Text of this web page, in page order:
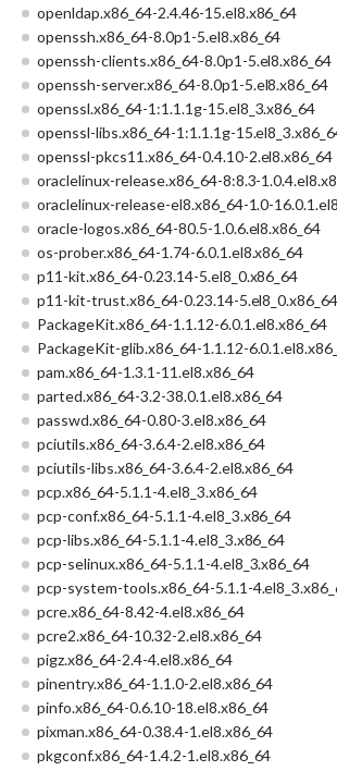
openldap.x86_64-2.4.46-15.el8.x86_64
openssh.x86_64-8.0p1-5.el8.x86_64
openssh-clients.x86_64-8.0p1-5.el8.x86_64
openssh-server.x86_64-8.0p1-5.el8.x86_64
openssl.x86_64-1:1.1.1g-15.el8_3.x86_64
openssl-libs.x86_64-1:1.1.1g-
openssl-pkcs11.x86_64-0.4.10-2.el8.x86_64
oraclelinux-release.x86_64-8:8.3-
oraclelinux-release-el8.x86_64-1.0-
oracle-logos.x86_64-80.5-1.0.6.el8.x86_64
os-prober.x86_64-1.74-6.0.1.el8.x86_64
p11-kit.x86_64-0.23.14-5.el8_0.x86_64
p11-kit-trust.x86_64-0.23.14-5.el8_0.x86_64
PackageKit.x86_64-1.1.12-6.0.1.el8.x86_64
PackageKit-glib.x86_64-1.1.12-
pam.x86_64-1.3.1-11.el8.x86_64
parted.x86_64-3.2-38.0.1.el8.x86_64
passwd.x86_64-0.80-3.el8.x86_64
pciutils.x86_64-3.6.4-2.el8.x86_64
pciutils-libs.x86_64-3.6.4-2.el8.x86_64
pcp.x86_64-5.1.1-4.el8_3.x86_64
pcp-conf.x86_64-5.1.1-4.el8_3.x86_64
pcp-libs.x86_64-5.1.1-4.el8_3.x86_64
pcp-selinux.x86_64-5.1.1-4.el8_3.x86_64
pcp-system-tools.x86_64-5.1.1-
pcre.x86_64-8.42-4.el8.x86_64
pcre2.x86_64-10.32-2.el8.x86_64
pigz.x86_64-2.4-4.el8.x86_64
pinentry.x86_64-1.1.0-2.el8.x86_64
pinfo.x86_64-0.6.10-18.el8.x86_64
pixman.x86_64-0.38.4-1.el8.x86_64
pkgconf.x86_64-1.4.2-1.el8.x86_64